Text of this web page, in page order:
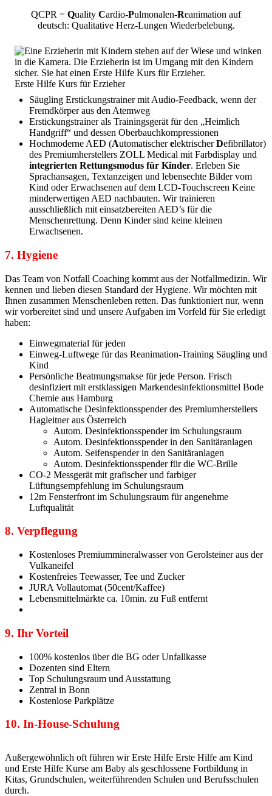
QCPR = Quality Cardio-Pulmonalen-Reanimation auf
deutsch: Qualitative Herz-Lungen Wiederbelebung.
Erste Hilfe Kurs für Erzieher
Säugling Erstickungstrainer mit Audio-Feedback, wenn der
Fremdkörper aus den Atemweg
Erstickungstrainer als Trainingsgerät für den „Heimlich
Handgriff“ und dessen Oberbauchkompressionen
Hochmoderne AED (AutomatischerelektrischerDefibrillator)
des Premiumherstellers ZOLL Medical mit Farbdisplay und
integrierten Rettungsmodus für Kinder. Erleben Sie
Sprachansagen, Textanzeigen und lebensechte Bilder vom
Kind oder Erwachsenen auf dem LCD-Touchscreen Keine
minderwertigen AED nachbauten. Wir trainieren
ausschließlich mit einsatzbereiten AED’s für die
Menschenrettung. Denn Kinder sind keine kleinen
Erwachsenen.
7. Hygiene
Das Team von Notfall Coaching kommt aus der Notfallmedizin. Wir
kennen und lieben diesen Standard der Hygiene. Wir möchten mit
Ihnen zusammen Menschenleben retten. Das funktioniert nur, wenn
wir vorbereitet sind und unsere Aufgaben im Vorfeld für Sie erledigt
haben:
Einwegmaterial für jeden
Einweg-Luftwege für das Reanimation-Training Säugling und
Kind
Persönliche Beatmungsmakse für jede Person. Frisch
desinfiziert mit erstklassigen Markendesinfektionsmittel Bode
Chemie aus Hamburg
Automatische Desinfektionsspender des Premiumherstellers
Hagleitner aus Österreich
Autom. Desinfektionsspender im Schulungsraum
Autom. Desinfektionsspender in den Sanitäranlagen
Autom. Seifenspender in den Sanitäranlagen
Autom. Desinfektionsspender für die WC-Brille
CO-2 Messgerät mit grafischer und farbiger
Lüftungsempfehlung im Schulungsraum
12m Fensterfront im Schulungsraum für angenehme
Luftqualität
8. Verpflegung
Kostenloses Premiummineralwasser von Gerolsteiner aus der
Vulkaneifel
Kostenfreies Teewasser, Tee und Zucker
JURA Vollautomat (50cent/Kaffee)
Lebensmittelmärkte ca. 10min. zu Fuß entfernt
9. Ihr Vorteil
100% kostenlos über die BG oder Unfallkasse
Dozenten sind Eltern
Top Schulungsraum und Ausstattung
Zentral in Bonn
Kostenlose Parkplätze
10. In-House-Schulung
Außergewöhnlich oft führen wir Erste Hilfe Erste Hilfe am Kind
und Erste Hilfe Kurse am Baby als geschlossene Fortbildung in
Kitas, Grundschulen, weiterführenden Schulen und Berufsschulen
durch.